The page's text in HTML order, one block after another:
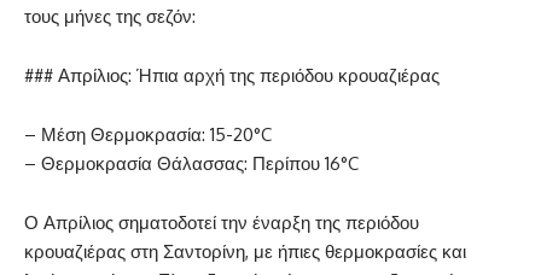
τους μήνες της σεζόν:
### Απρίλιος: Ήπια αρχή της περιόδου κρουαζιέρας
– Μέση Θερμοκρασία: 15-20°C
– Θερμοκρασία Θάλασσας: Περίπου 16°C
Ο Απρίλιος σηματοδοτεί την έναρξη της περιόδου
κρουαζιέρας στη Σαντορίνη, με ήπιες θερμοκρασίες και